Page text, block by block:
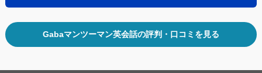
Gabaマンツーマン英会話の評判・口コミを見る